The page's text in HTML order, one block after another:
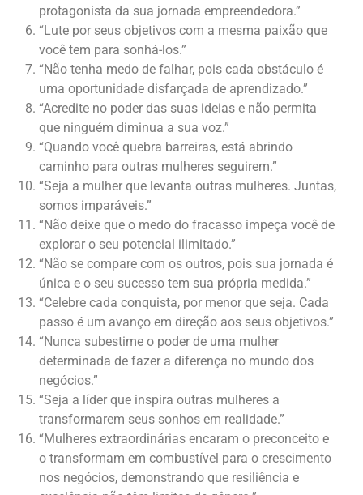
protagonista da sua jornada empreendedora.”
“Lute por seus objetivos com a mesma paixão que
você tem para sonhá-los.”
“Não tenha medo de falhar, pois cada obstáculo é
uma oportunidade disfarçada de aprendizado.”
“Acredite no poder das suas ideias e não permita
que ninguém diminua a sua voz.”
“Quando você quebra barreiras, está abrindo
caminho para outras mulheres seguirem.”
“Seja a mulher que levanta outras mulheres. Juntas,
somos imparáveis.”
“Não deixe que o medo do fracasso impeça você de
explorar o seu potencial ilimitado.”
“Não se compare com os outros, pois sua jornada é
única e o seu sucesso tem sua própria medida.”
“Celebre cada conquista, por menor que seja. Cada
passo é um avanço em direção aos seus objetivos.”
“Nunca subestime o poder de uma mulher
determinada de fazer a diferença no mundo dos
negócios.”
“Seja a líder que inspira outras mulheres a
transformarem seus sonhos em realidade.”
“Mulheres extraordinárias encaram o preconceito e
o transformam em combustível para o crescimento
nos negócios, demonstrando que resiliência e